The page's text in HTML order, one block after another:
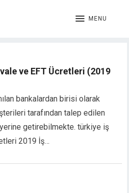
MENU
ve EFT Ücretleri (2019
bankalardan birisi olarak
tarafından talep edilen
getirebilmekte. türkiye iş
2019 İş…